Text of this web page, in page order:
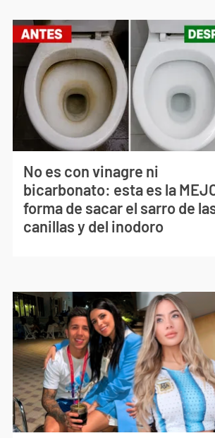
No es con vinagre ni
bicarbonato: esta es la
forma de sacar el sarro de
canillas y del inodoro